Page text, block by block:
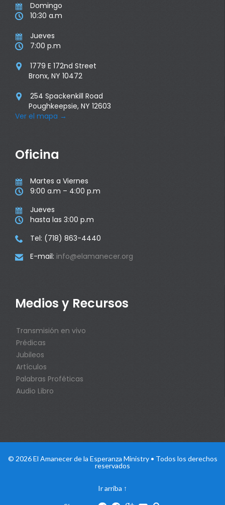
 Domingo
 10:30 a.m
 Jueves
 7:00 p.m

1779 E 172nd Street
Bronx, NY 10472

254 Spackenkill Road
Poughkeepsie, NY 12603
Ver el mapa →
Oficina
 Martes a Viernes
 9:00 a.m – 4:00 p.m
 Jueves
 hasta las 3:00 p.m
 Tel: (718) 863-4440
 E-mail: info@elamanecer.org
Medios y Recursos
Transmisión en vivo
Prédicas
Jubileos
Artículos
Palabras Proféticas
Audio Libro
© 2026 El Amanecer de la Esperanza Ministry • Todos los derechos
reservados
Ir arriba ↑